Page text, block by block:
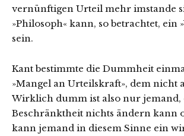
vernünftigen Urteil mehr imstande
»Philosoph« kann, so betrachtet, ein
sein.
Kant bestimmte die Dummheit
»Mangel an Urteilskraft», dem nicht
Wirklich dumm ist also nur jemand,
Beschränktheit nichts ändern kann
kann jemand in diesem Sinne ein